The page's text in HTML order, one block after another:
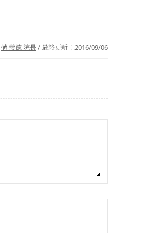
構 義徳 院長 / 最終更新： 2016/09/06